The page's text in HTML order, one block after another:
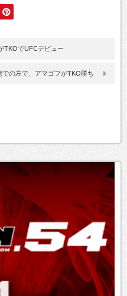
TKOでUFCデビュー
での左で、アマゴフがTKO勝ち